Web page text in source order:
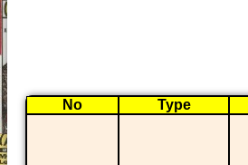
No Type